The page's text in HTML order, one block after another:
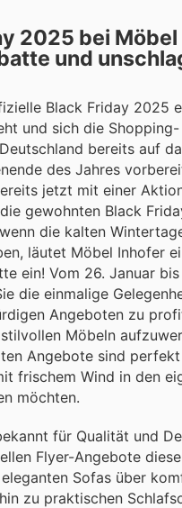
2025 bei
und
Black Friday 2025
und sich die Shopping-
bereits auf
des Jahres
jetzt mit einer
gewohnten Black
die kalten
läutet Möbel Inhofer
ein! Vom 26. Januar
die einmalige
Angeboten zu
Möbeln
Angebote sind
frischem Wind in den
möchten.
für Qualität und
Flyer-Angebote
Sofas über
zu praktischen